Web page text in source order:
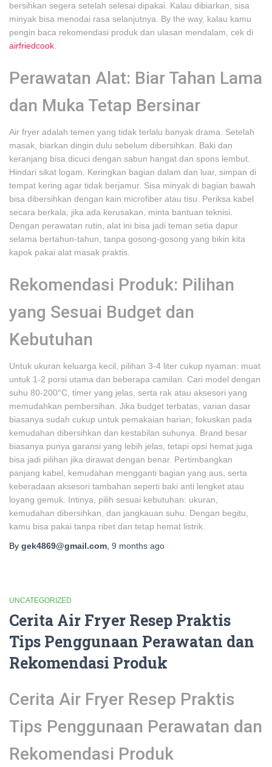
bersihkan segera setelah selesai dipakai. Kalau dibiarkan, sisa
minyak bisa menodai rasa selanjutnya. By the way, kalau kamu
pengin baca rekomendasi produk dan ulasan mendalam, cek di
airfriedcook
Perawatan Alat: Biar Tahan Lama
dan Muka Tetap Bersinar
Air fryer adalah temen yang tidak terlalu banyak drama. Setelah
masak, biarkan dingin dulu sebelum dibersihkan. Baki dan
keranjang bisa dicuci dengan sabun hangat dan spons lembut.
Hindari sikat logam. Keringkan bagian dalam dan luar, simpan di
tempat kering agar tidak berjamur. Sisa minyak di bagian bawah
bisa dibersihkan dengan kain microfiber atau tisu. Periksa kabel
secara berkala; jika ada kerusakan, minta bantuan teknisi.
Dengan perawatan rutin, alat ini bisa jadi teman setia dapur
selama bertahun-tahun, tanpa gosong-gosong yang bikin kita
kapok pakai alat masak praktis.
Rekomendasi Produk: Pilihan
yang Sesuai Budget dan
Kebutuhan
Untuk ukuran keluarga kecil, pilihan 3-4 liter cukup nyaman: muat
untuk 1-2 porsi utama dan beberapa camilan. Cari model dengan
suhu 80-200°C, timer yang jelas, serta rak atau aksesori yang
memudahkan pembersihan. Jika budget terbatas, varian dasar
biasanya sudah cukup untuk pemakaian harian; fokuskan pada
kemudahan dibersihkan dan kestabilan suhunya. Brand besar
biasanya punya garansi yang lebih jelas, tetapi opsi hemat juga
bisa jadi pilihan jika dirawat dengan benar. Pertimbangkan
panjang kabel, kemudahan mengganti bagian yang aus, serta
keberadaan aksesori tambahan seperti baki anti lengket atau
loyang gemuk. Intinya, pilih sesuai kebutuhan: ukuran,
kemudahan dibersihkan, dan jangkauan suhu. Dengan begitu,
kamu bisa pakai tanpa ribet dan tetap hemat listrik.
By gek4869@gmail.com 9 months ago
UNCATEGORIZED
Cerita Air Fryer Resep Praktis
Tips Penggunaan Perawatan dan
Rekomendasi Produk
Cerita Air Fryer Resep Praktis
Tips Penggunaan Perawatan dan
Rekomendasi Produk